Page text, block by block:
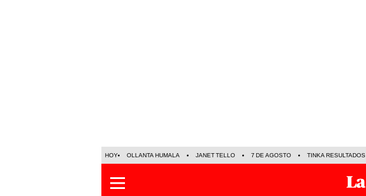
HOY OLLANTA HUMALA JANET TELLO 7 DE AGOSTO TINKA RESULTADOS